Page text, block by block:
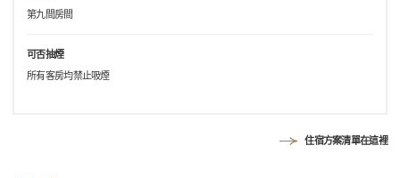
第九間房間
可否抽煙
所有客房均禁止吸煙
住宿方案清單在這裡